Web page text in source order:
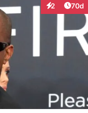
2
Interaktionen
70d